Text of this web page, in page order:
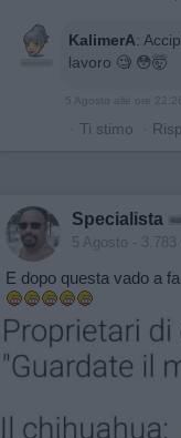
KalimerA:
lavoro 🧐 😳🤯
5 Agosto alle ore 22:26
· Ti stimo ·
Specialista
5 Agosto -
E dopo questa vado a